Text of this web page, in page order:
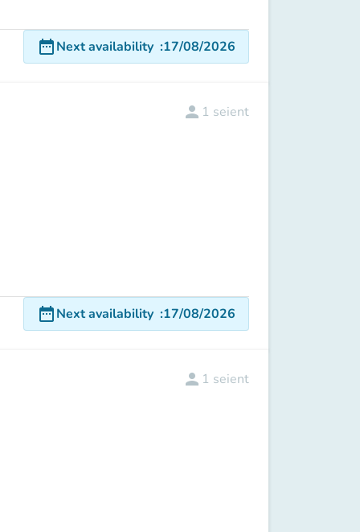
date_rangeNext availability :17/08/2026
person 1 seient
date_rangeNext availability :17/08/2026
person 1 seient